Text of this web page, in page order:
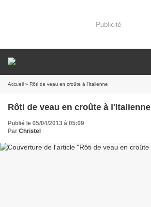
Publicité
Accueil » Rôti de veau en croûte à l'Italienne
Rôti de veau en croûte à l'Italienne
Publié le 05/04/2013 à 05:09
Par Christel